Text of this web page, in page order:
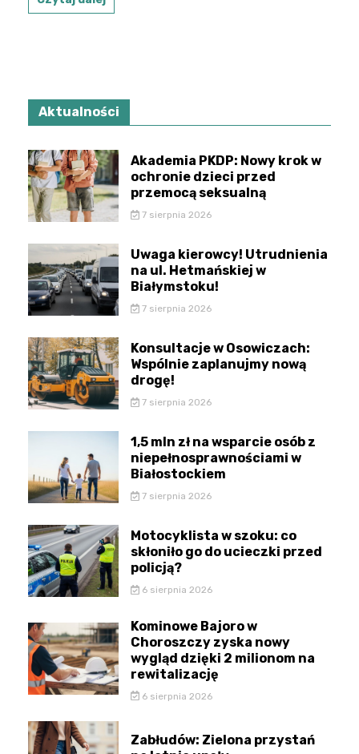
Aktualności
Akademia PKDP: Nowy krok w
ochronie dzieci przed
przemocą seksualną
7 sierpnia 2026
Uwaga kierowcy! Utrudnienia
na ul. Hetmańskiej w
Białymstoku!
7 sierpnia 2026
Konsultacje w Osowiczach:
Wspólnie zaplanujmy nową
drogę!
7 sierpnia 2026
1,5 mln zł na wsparcie osób z
niepełnosprawnościami w
Białostockiem
7 sierpnia 2026
Motocyklista w szoku: co
skłoniło go do ucieczki przed
policją?
6 sierpnia 2026
Kominowe Bajoro w
Choroszczy zyska nowy
wygląd dzięki 2 milionom na
rewitalizację
6 sierpnia 2026
Zabłudów: Zielona przystań